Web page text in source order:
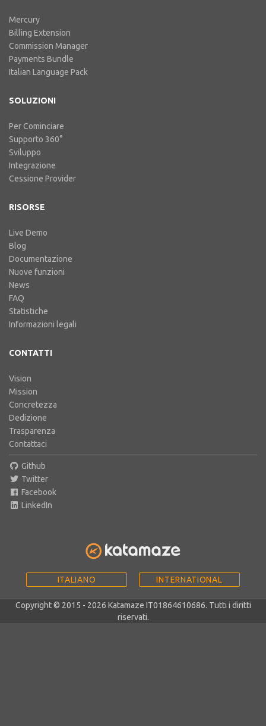
Mercury
Billing Extension
Commission Manager
Payments Bundle
Italian Language Pack
SOLUZIONI
Per Cominciare
Supporto 360°
Sviluppo
Integrazione
Cessione Provider
RISORSE
Live Demo
Blog
Documentazione
Nuove funzioni
News
FAQ
Statistiche
Informazioni legali
CONTATTI
Vision
Mission
Concretezza
Dedizione
Trasparenza
Contattaci
Github
Twitter
Facebook
LinkedIn
ITALIANO INTERNATIONAL
Copyright © 2015 - 2026 Katamaze IT01864610686. Tutti i diritti
riservati.